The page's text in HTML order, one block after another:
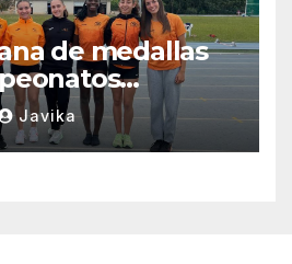
de medallas
Sub-14 y Sub-16
Javika